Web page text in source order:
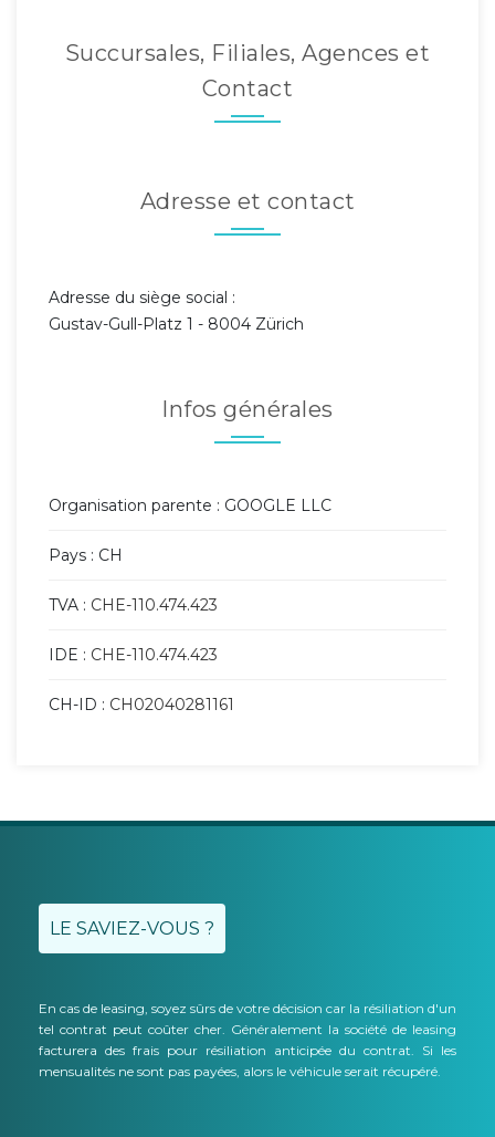
Succursales, Filiales, Agences et
Contact
Adresse et contact
Adresse du siège social :
Gustav-Gull-Platz 1 - 8004 Zürich
Infos générales
Organisation parente : GOOGLE LLC
Pays : CH
TVA : CHE-110.474.423
IDE : CHE-110.474.423
CH-ID : CH02040281161
LE SAVIEZ-VOUS ?
En cas de leasing, soyez sûrs de votre décision car la résiliation d'un
tel contrat peut coûter cher. Généralement la société de leasing
facturera des frais pour résiliation anticipée du contrat. Si les
mensualités ne sont pas payées, alors le véhicule serait récupéré.